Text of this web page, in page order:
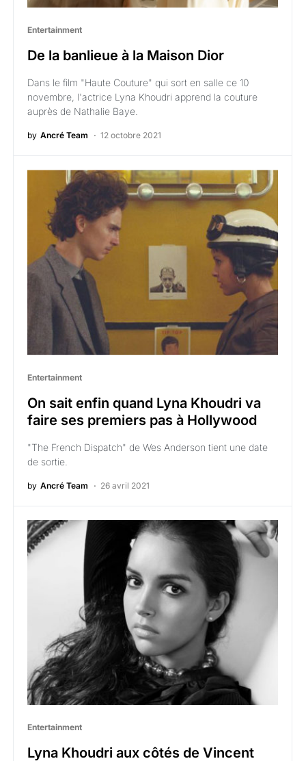
Entertainment
De la banlieue à la Maison Dior
Dans le film "Haute Couture" qui sort en salle ce 10
novembre, l'actrice Lyna Khoudri apprend la couture
auprès de Nathalie Baye.
by Ancré Team 12 octobre 2021
Entertainment
On sait enfin quand Lyna Khoudri va
faire ses premiers pas à Hollywood
"The French Dispatch" de Wes Anderson tient une date
de sortie.
by Ancré Team 26 avril 2021
Entertainment
Lyna Khoudri aux côtés de Vincent